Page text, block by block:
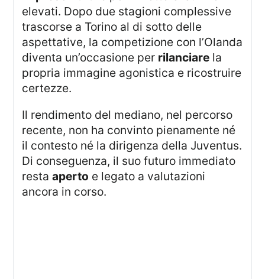
elevati. Dopo due stagioni complessive
trascorse a Torino al di sotto delle
aspettative, la competizione con l’Olanda
diventa un’occasione per rilanciare la
propria immagine agonistica e ricostruire
certezze.
Il rendimento del mediano, nel percorso
recente, non ha convinto pienamente né
il contesto né la dirigenza della Juventus.
Di conseguenza, il suo futuro immediato
restaaperto e legato a valutazioni
ancora in corso.